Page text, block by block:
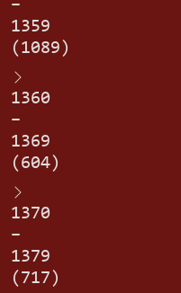
–
1359
(1089)
1360
–
1369
(604)
1370
–
1379
(717)